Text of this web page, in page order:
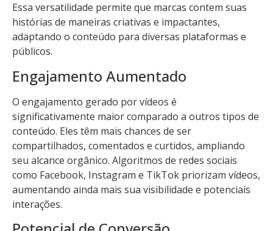
Essa versatilidade permite que marcas contem suas
histórias de maneiras criativas e impactantes,
adaptando o conteúdo para diversas plataformas e
públicos.
Engajamento Aumentado
O engajamento gerado por vídeos é
significativamente maior comparado a outros tipos de
conteúdo. Eles têm mais chances de ser
compartilhados, comentados e curtidos, ampliando
seu alcance orgânico. Algoritmos de redes sociais
como Facebook, Instagram e TikTok priorizam vídeos,
aumentando ainda mais sua visibilidade e potenciais
interações.